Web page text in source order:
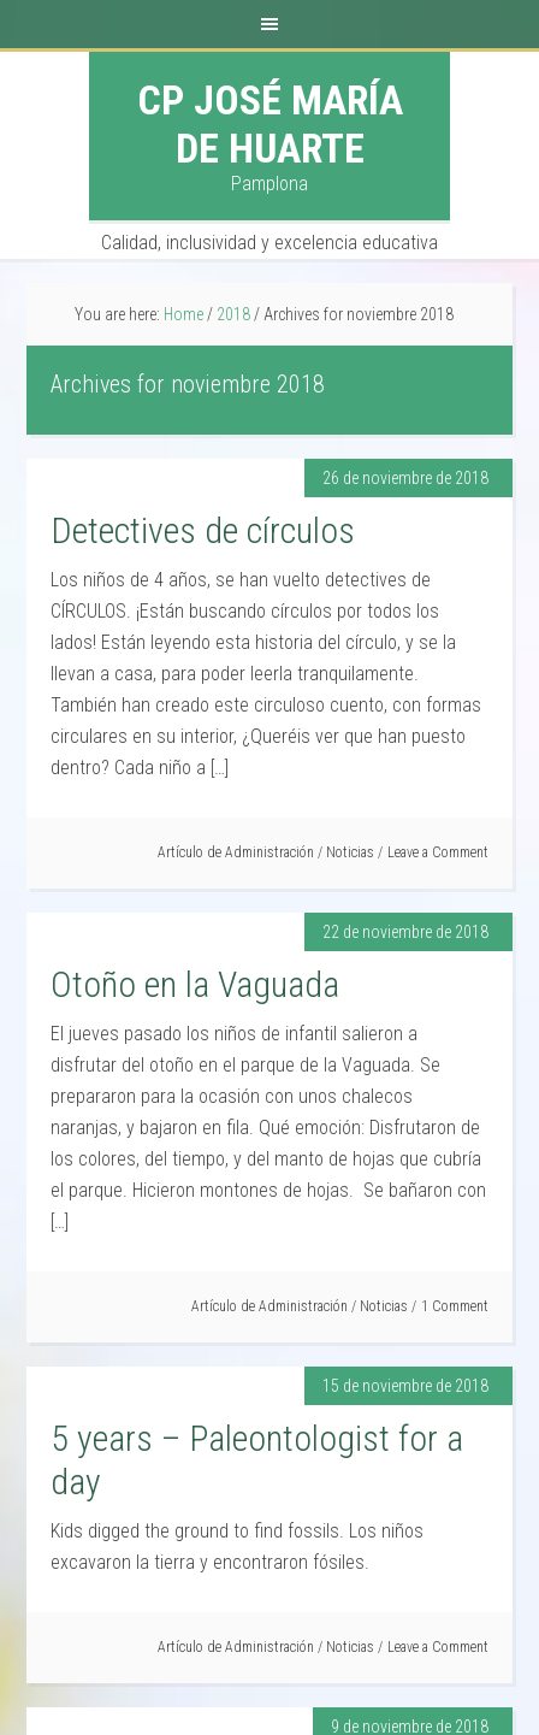
CP JOSÉ MARÍA
DE HUARTE
Pamplona
Calidad, inclusividad y excelencia educativa
You are here: Home / 2018 / Archives for noviembre 2018
Archives for noviembre 2018
26 de noviembre de 2018
Detectives de círculos
Los niños de 4 años, se han vuelto detectives de
CÍRCULOS. ¡Están buscando círculos por todos los
lados! Están leyendo esta historia del círculo, y se la
llevan a casa, para poder leerla tranquilamente.
También han creado este circuloso cuento, con formas
circulares en su interior, ¿Queréis ver que han puesto
dentro? Cada niño a […]
Artículo de Administración / Noticias Leave a Comment
22 de noviembre de 2018
Otoño en la Vaguada
El jueves pasado los niños de infantil salieron a
disfrutar del otoño en el parque de la Vaguada. Se
prepararon para la ocasión con unos chalecos
naranjas, y bajaron en fila. Qué emoción: Disfrutaron de
los colores, del tiempo, y del manto de hojas que cubría
el parque. Hicieron montones de hojas. Se bañaron con
[…]
Artículo de Administración / Noticias 1 Comment
15 de noviembre de 2018
5 years – Paleontologist for a
day
Kids digged the ground to find fossils. Los niños
excavaron la tierra y encontraron fósiles.
Artículo de Administración / Noticias Leave a Comment
9 de noviembre de 2018